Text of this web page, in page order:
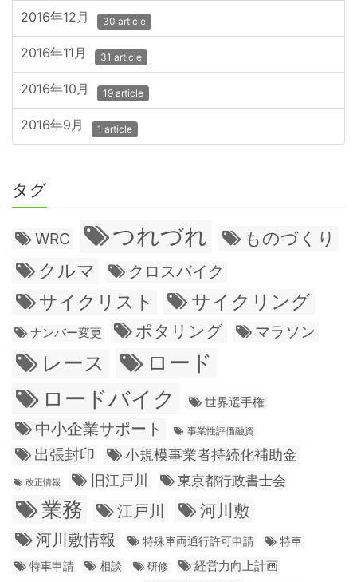
2016年12月 30 article
2016年11月 31 article
2016年10月 19 article
2016年9月 1 article
タグ
WRC つれづれ ものづくり
クルマ クロスバイク
サイクリスト サイクリング
ナンバー変更 ポタリング マラソン
レース
ロード
ロードバイク
世界選手権
中小企業サポート 事業性評価融資
出張封印 小規模事業者持続化補助金
改正情報 旧江戸川 東京都行政書士会
業務 江戸川
河川敷
河川敷情報
特殊車両通行許可申請
特車
特車申請
相談 研修 経営力向上計画